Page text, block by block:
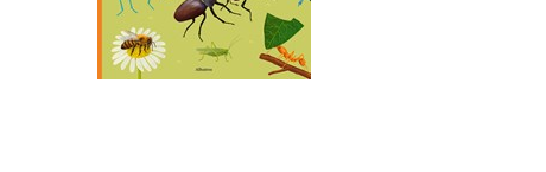
Do košíku
349 Kč
279 Kč